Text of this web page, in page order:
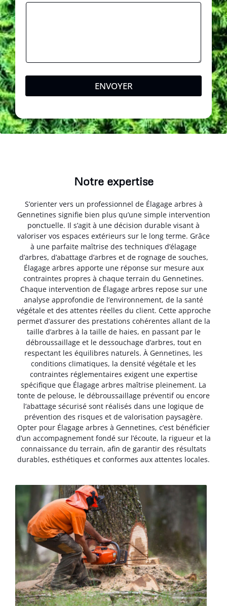
ENVOYER
Notre expertise
S’orienter vers un professionnel de Élagage arbres à
Gennetines signifie bien plus qu’une simple intervention
ponctuelle. Il s’agit à une décision durable visant à
valoriser vos espaces extérieurs sur le long terme. Grâce
à une parfaite maîtrise des techniques d’élagage
d’arbres, d’abattage d’arbres et de rognage de souches,
Élagage arbres apporte une réponse sur mesure aux
contraintes propres à chaque terrain du Gennetines.
Chaque intervention de Élagage arbres repose sur une
analyse approfondie de l’environnement, de la santé
végétale et des attentes réelles du client. Cette approche
permet d’assurer des prestations cohérentes allant de la
taille d’arbres à la taille de haies, en passant par le
débroussaillage et le dessouchage d’arbres, tout en
respectant les équilibres naturels. À Gennetines, les
conditions climatiques, la densité végétale et les
contraintes réglementaires exigent une expertise
spécifique que Élagage arbres maîtrise pleinement. La
tonte de pelouse, le débroussaillage préventif ou encore
l’abattage sécurisé sont réalisés dans une logique de
prévention des risques et de valorisation paysagère.
Opter pour Élagage arbres à Gennetines, c’est bénéficier
d’un accompagnement fondé sur l’écoute, la rigueur et la
connaissance du terrain, afin de garantir des résultats
durables, esthétiques et conformes aux attentes locales.